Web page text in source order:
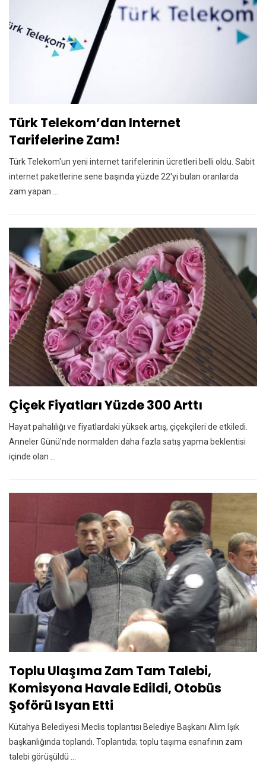
Türk Telekom’dan Internet
Tarifelerine Zam!
Türk Telekom'un yeni internet tarifelerinin ücretleri belli oldu. Sabit
internet paketlerine sene başında yüzde 22'yi bulan oranlarda
zam yapan ...
Çiçek Fiyatları Yüzde 300 Arttı
Hayat pahalılığı ve fiyatlardaki yüksek artış, çiçekçileri de etkiledi.
Anneler Günü’nde normalden daha fazla satış yapma beklentisi
içinde olan ...
Toplu Ulaşıma Zam Tam Talebi,
Komisyona Havale Edildi, Otobüs
Şoförü Isyan Etti
Kütahya Belediyesi Meclis toplantısı Belediye Başkanı Alim Işık
başkanlığında toplandı. Toplantıda; toplu taşıma esnafının zam
talebi görüşüldü ...